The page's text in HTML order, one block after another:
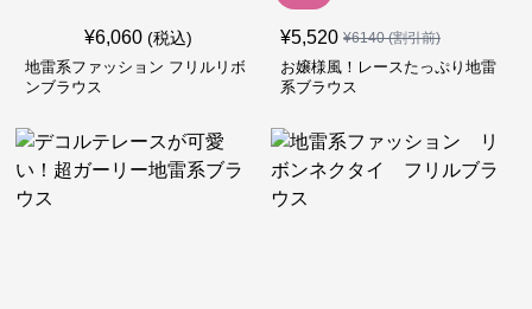
¥6,060 (税込)
地雷系ファッション フリルリボ
ンブラウス
¥5,520 ¥6140(割引前)
お嬢様風！レースたっぷり地雷
系ブラウス